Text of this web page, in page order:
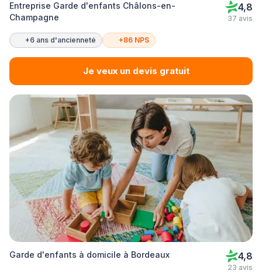
Entreprise Garde d'enfants Châlons-en-
Champagne
4,8
37 avis
+6 ans d'ancienneté +86 NPS
Je veux un devis gratuit
Garde d'enfants à domicile à Bordeaux 4,8
23 avis